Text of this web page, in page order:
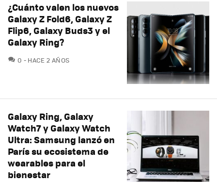
¿Cuánto valen los nuevos
Galaxy Z Fold6, Galaxy Z
Flip6, Galaxy Buds3 y el
Galaxy Ring?
0 COMENTARIOS
HACE 2 AÑOS
Galaxy Ring, Galaxy
Watch7 y Galaxy Watch
Ultra: Samsung lanzó en
París su ecosistema de
wearables para el
bienestar